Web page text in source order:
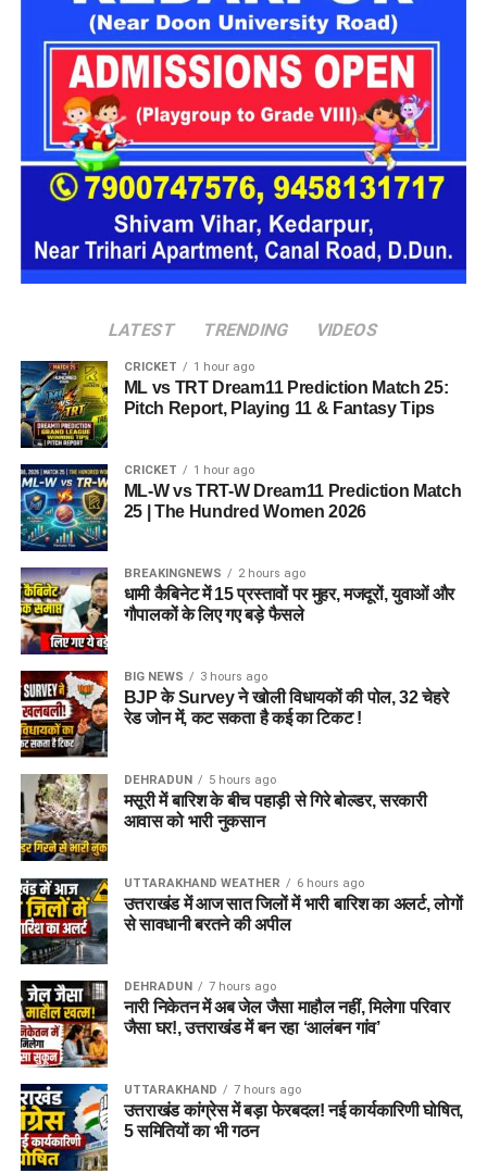
पूरी रात उसे अपने कब्जे में रखा। रविवार सुबह उसे मेट्रोपोलिस अंडरपास
के पास छोड़कर तीनों फरार हो गए। इसके बाद पीड़िता ने अपने परिचितों
और पुलिस को घटना की जानकारी दी।
सूचना मिलते ही पुलिस मौके पर पहुंची और पीड़िता को सुरक्षित अपने साथ
लेकर आवश्यक कानूनी कार्रवाई शुरू की। उसका मेडिकल परीक्षण कराया
गया और बयान दर्ज किए गए।
पुलिस मामले की जांच में जुटी
सीओ सिटी रुद्रपुर विभव सैनी ने बताया कि पीड़िता की शिकायत के आधार
पर संबंधित धाराओं में मुकदमा दर्ज कर लिया गया है। मामले की गहन जांच
है और आरोपियों की गिरफ्तारी के लिए संभावित ठिकानों पर दबिश दी जा रही
है।
पुलिस का कहना है कि जांच के दौरान सामने आने वाले तथ्यों और साक्ष्यों के
आधार पर आगे की कानूनी कार्रवाई की जाएगी।
LATEST TRENDING VIDEOS
CRICKET 1 hour ago
ML vs TRT Dream11 Prediction Match 25:
Pitch Report, Playing 11 & Fantasy Tips
CRICKET 1 hour ago
ML-W vs TRT-W Dream11 Prediction Match
25 | The Hundred Women 2026
BREAKINGNEWS 2 hours ago
धामी कैबिनेट में 15 प्रस्तावों पर मुहर, मजदूरों, युवाओं और
गौपालकों के लिए गए बड़े फैसले
BIG NEWS 3 hours ago
BJP के Survey ने खोली विधायकों की पोल, 32 चेहरे
रेड जोन में, कट सकता है कई का टिकट !
DEHRADUN 5 hours ago
मसूरी में बारिश के बीच पहाड़ी से गिरे बोल्डर, सरकारी
आवास को भारी नुकसान
UTTARAKHAND WEATHER 6 hours ago
उत्तराखंड में आज सात जिलों में भारी बारिश का अलर्ट, लोगों
से सावधानी बरतने की अपील
DEHRADUN 7 hours ago
नारी निकेतन में अब जेल जैसा माहौल नहीं, मिलेगा परिवार
जैसा घर!, उत्तराखंड में बन रहा ‘आलंबन गांव’
UTTARAKHAND 7 hours ago
उत्तराखंड कांग्रेस में बड़ा फेरबदल! नई कार्यकारिणी घोषित,
5 समितियों का भी गठन